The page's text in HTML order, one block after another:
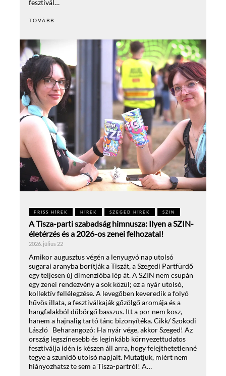
fesztivál…
TOVÁBB
FRISS HÍREK HÍREK SZEGED HÍREK SZIN
A Tisza-parti szabadság himnusza: Ilyen a SZIN-
életérzés és a 2026-os zenei felhozatal!
2026. július 22
Amikor augusztus végén a lenyugvó nap utolsó
sugarai aranyba borítják a Tiszát, a Szegedi Partfürdő
egy teljesen új dimenzióba lép át. A SZIN nem csupán
egy zenei rendezvény a sok közül; ez a nyár utolsó,
kollektív fellélegzése. A levegőben keveredik a folyó
hűvös illata, a fesztiválkaják gőzölgő aromája és a
hangfalakból dübörgő basszus. Itt a por nem kosz,
hanem a hajnalig tartó tánc bizonyítéka. Cikk/ Szokodi
László Beharangozó: Ha nyár vége, akkor Szeged! Az
ország legszínesebb és leginkább környezettudatos
fesztiválja idén is készen áll arra, hogy felejthetetlenné
tegye a szünidő utolsó napjait. Mutatjuk, miért nem
hiányozhatsz te sem a Tisza-partról! A…